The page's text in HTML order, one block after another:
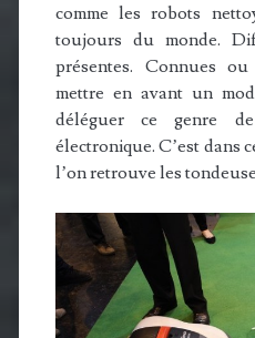
comme les robots
toujours du monde.
présentes. Connues
mettre en avant un
déléguer ce genre
électronique. C’est dans
l’on retrouve les